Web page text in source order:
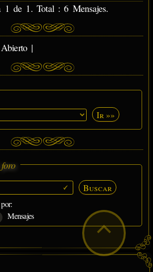
1 de 1. Total : 6 Mensajes.
|
Ir »»
Buscar
Mensajes